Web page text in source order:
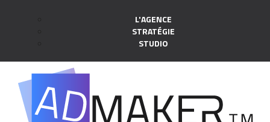
L'AGENCE
STRATÉGIE
STUDIO